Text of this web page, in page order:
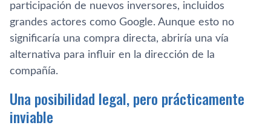
participación de nuevos inversores, incluidos
grandes actores como Google. Aunque esto no
significaría una compra directa, abriría una vía
alternativa para influir en la dirección de la
compañía.
Una posibilidad legal, pero prácticamente
inviable